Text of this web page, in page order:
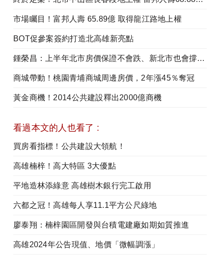
市場矚目！富邦人壽 65.89億 取得龍江路地上權
BOT促參案簽約打造北高雄新亮點
鍾榮昌：上半年北市房價保證不會跌、新北市也會撐在高檔
商城帶動！桃園青埔商城周邊房價，2年漲45％奪冠
黃金商機！2014公共建設釋出2000億商機
看過本文的人也看了 :
買房看指標！公共建設大領航！
高雄楠梓！高大特區 3大優點
平地造林添綠意 高雄樹木銀行完工啟用
六都之冠！高雄每人享11.1平方公尺綠地
廖泰翔：楠梓園區開發與台積電建廠如期如質推進
高雄2024年公告現值、地價「微幅調漲」